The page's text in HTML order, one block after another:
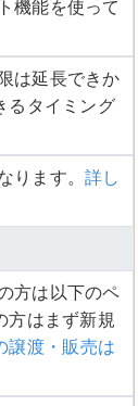
機能を使って
は延長できか
るタイミング
ります。詳し
方は以下のペ
方はまず新規
譲渡・販売は